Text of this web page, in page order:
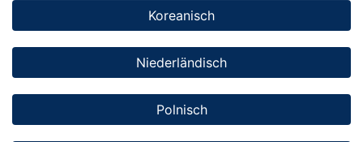
Koreanisch
Niederländisch
Polnisch